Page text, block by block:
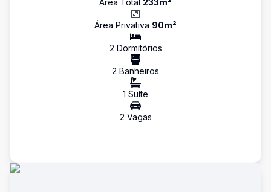
Área Total 233m²
Área Privativa 90m²
2 Dormitórios
2 Banheiros
1 Suíte
2 Vagas